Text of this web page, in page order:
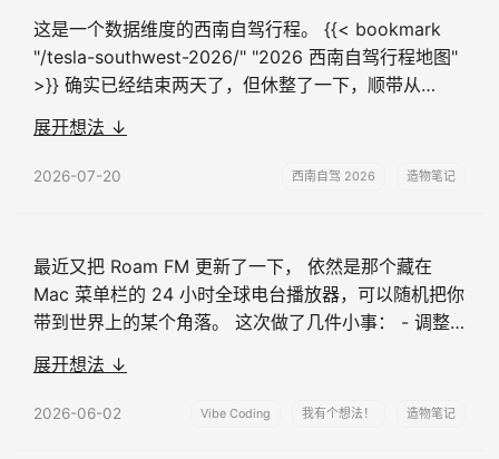
这是一个数据维度的西南自驾行程。 {{< bookmark
"/tesla-southwest-2026/" "2026 西南自驾行程地图"
>}} 确实已经结束两天了，但休整了一下，顺带从
Teslamate 里导出了整个行程的数据，也从记账本里汇
总了全部的花销，这样可以从数据的维度给这次自驾做
个存档。 - 行程耗时 35 天，基本白天正常工作，空闲
展开想法 ↓
2026-07-20 西南自驾 2026 造物笔记
最近又把 Roam FM 更新了一下， 依然是那个藏在
Mac 菜单栏的 24 小时全球电台播放器，可以随机把你
带到世界上的某个角落。 这次做了几件小事： - 调整
的国家或者区域了； - 电台也开始显示更准确的位置，
可以定位到某个国家具体的点； - 支持显示电台所在地
展开想法 ↓
2026-06-02 Vibe Coding 我有个想法！ 造物笔记